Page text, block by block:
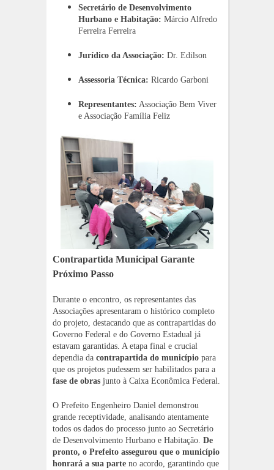
Secretário de Desenvolvimento
Hurbano e Habitação: Márcio Alfredo
Ferreira Ferreira
Jurídico da Associação: Dr. Edilson
Assessoria Técnica: Ricardo Garboni
Representantes: Associação Bem Viver
e Associação Família Feliz
Contrapartida Municipal Garante
Próximo Passo
Durante o encontro, os representantes das
Associações apresentaram o histórico completo
do projeto, destacando que as contrapartidas do
Governo Federal e do Governo Estadual já
estavam garantidas. A etapa final e crucial
dependia da contrapartida do municípiopara
que os projetos pudessem ser habilitados para a
fase de obrasjunto à Caixa Econômica Federal.
O Prefeito Engenheiro Daniel demonstrou
grande receptividade, analisando atentamente
todos os dados do processo junto ao Secretário
de Desenvolvimento Hurbano e Habitação. De
pronto, o Prefeito assegurou que o município
honrará a sua parteno acordo, garantindo que